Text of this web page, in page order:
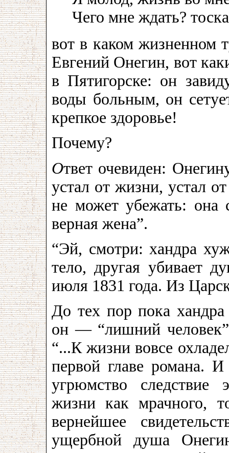
Чего мне ждать?
вот в каком жизненном
Евгений Онегин, вот
в Пятигорске: он
воды больным, он
крепкое здоровье!
Почему?
Ответ очевиден:
устал от жизни, устал
не может убежать: она
верная жена”.
“Эй, смотри: хандра
тело, другая убивает
июля 1831 года. Из
До тех пор пока
он — “лишний
“...К жизни вовсе
первой главе романа.
угрюмство следствие
жизни как мрачного,
вернейшее
ущербной душа